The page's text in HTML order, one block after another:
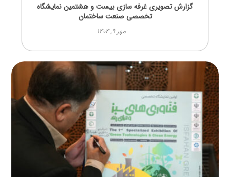
گزارش تصویری غرفه سازی بیست و هشتمین نمایشگاه
تخصصی صنعت ساختمان
مهر ۹, ۱۴۰۴